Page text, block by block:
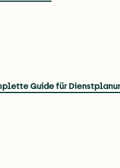
Guide für